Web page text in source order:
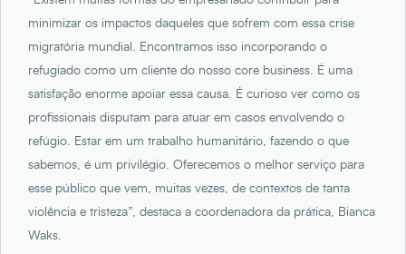
minimizar os impactos daqueles que sofrem com essa crise
migratória mundial. Encontramos isso incorporando o
refugiado como um cliente do nosso core business. É uma
satisfação enorme apoiar essa causa. É curioso ver como os
profissionais disputam para atuar em casos envolvendo o
refúgio. Estar em um trabalho humanitário, fazendo o que
sabemos, é um privilégio. Oferecemos o melhor serviço para
esse público que vem, muitas vezes, de contextos de tanta
violência e tristeza”, destaca a coordenadora da prática, Bianca
Waks.